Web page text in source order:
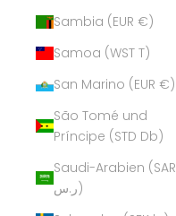
Sambia (EUR €)
Samoa (WST T)
San Marino (EUR €)
São Tomé und
Príncipe (STD Db)
Saudi-Arabien (SAR
ر.س)